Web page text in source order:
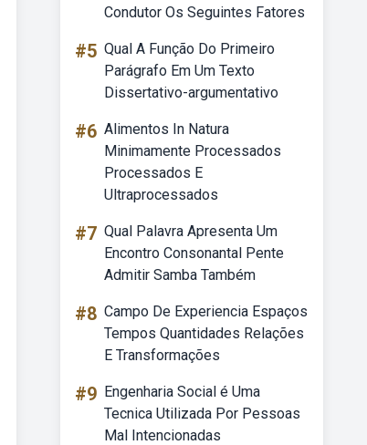
Condutor Os Seguintes Fatores
#5 Qual A Função Do Primeiro
Parágrafo Em Um Texto
Dissertativo-argumentativo
#6 Alimentos In Natura
Minimamente Processados
Processados E
Ultraprocessados
#7 Qual Palavra Apresenta Um
Encontro Consonantal Pente
Admitir Samba Também
#8 Campo De Experiencia Espaços
Tempos Quantidades Relações
E Transformações
#9 Engenharia Social é Uma
Tecnica Utilizada Por Pessoas
Mal Intencionadas